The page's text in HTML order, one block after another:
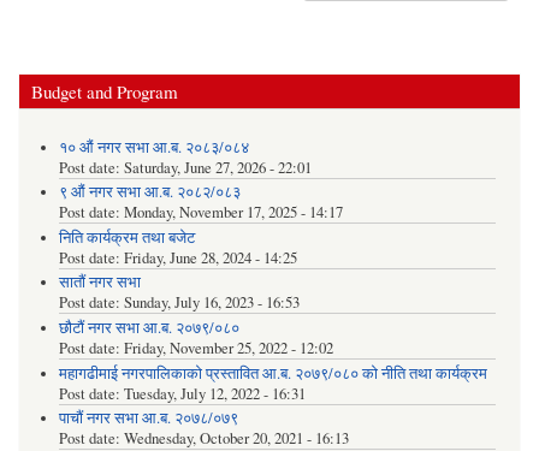
Budget and Program
१० औं नगर सभा आ.ब. २०८३/०८४
Post date: Saturday, June 27, 2026 - 22:01
९ औं नगर सभा आ.ब. २०८२/०८३
Post date: Monday, November 17, 2025 - 14:17
निति कार्यक्रम तथा बजेट
Post date: Friday, June 28, 2024 - 14:25
सातौं नगर सभा
Post date: Sunday, July 16, 2023 - 16:53
छौटौं नगर सभा आ.ब. २०७९/०८०
Post date: Friday, November 25, 2022 - 12:02
महागढीमाई नगरपालिकाको प्रस्तावित आ.ब. २०७९/०८० को नीति तथा कार्यक्रम
Post date: Tuesday, July 12, 2022 - 16:31
पाचौं नगर सभा आ.ब. २०७८/०७९
Post date: Wednesday, October 20, 2021 - 16:13